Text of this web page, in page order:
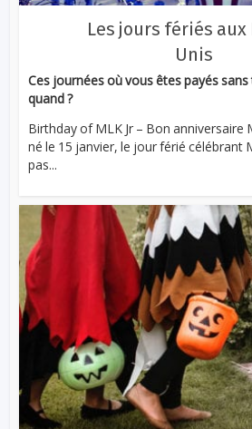
Les jours fériés
Unis
Ces journées où vous êtes payés sans
quand ?
Birthday of MLK Jr – Bon anniversaire
né le 15 janvier, le jour férié célébrant
pas...